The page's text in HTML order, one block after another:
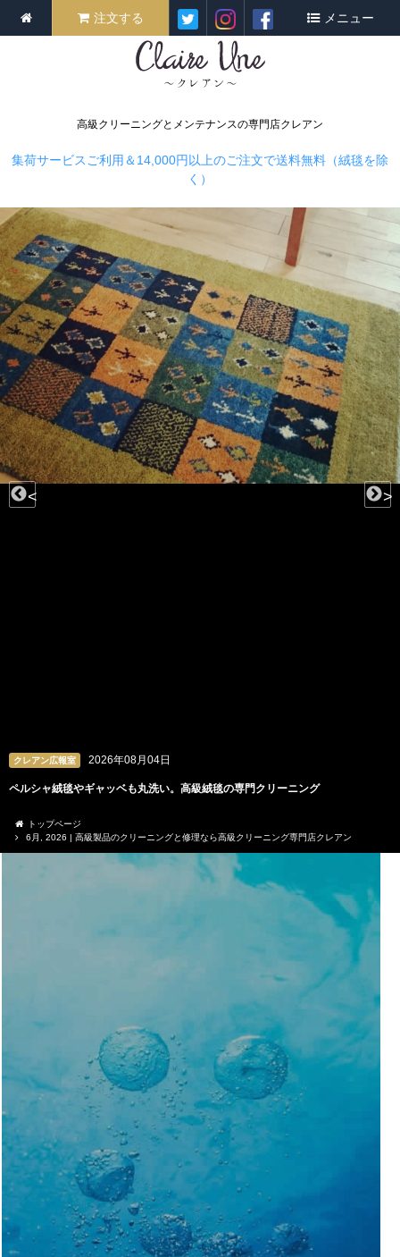
高級クリーニングとメンテナンスの専門店クレアン
注文する メニュー
集荷サービスご利用＆14,000円以上のご注文で送料無料（絨毯を除
く）
クレアン広報室 2026年08月04日
ペルシャ絨毯やギャッベも丸洗い。高級絨毯の専門クリーニング
< >
トップページ
6月, 2026 | 高級製品のクリーニングと修理なら高級クリーニング専門店クレアン